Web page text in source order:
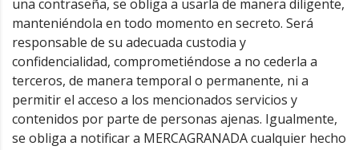
una contraseña, se obliga a usarla de manera diligente,
manteniéndola en todo momento en secreto. Será
responsable de su adecuada custodia y
confidencialidad, comprometiéndose a no cederla a
terceros, de manera temporal o permanente, ni a
permitir el acceso a los mencionados servicios y
contenidos por parte de personas ajenas. Igualmente,
se obliga a notificar a MERCAGRANADA cualquier hecho